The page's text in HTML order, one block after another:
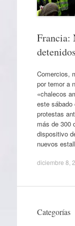
Francia:
Comercios,
por temor a
«chalecos
este sábado
protestas
más de 300
dispositivo
nuevos
diciembre 8,
Categorías